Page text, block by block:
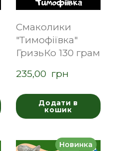
Смаколики
"Тимофіївка"
ГризьКо 130 грам
235,00  грн
Додати в
кошик
Новинка